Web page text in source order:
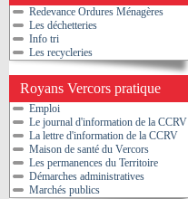
Redevance Ordures Ménagères
Les déchetteries
Info tri
Les recycleries
Royans Vercors pratique
Emploi
Le journal d'information de la CCRV
La lettre d'information de la CCRV
Maison de santé du Vercors
Les permanences du Territoire
Démarches administratives
Marchés publics